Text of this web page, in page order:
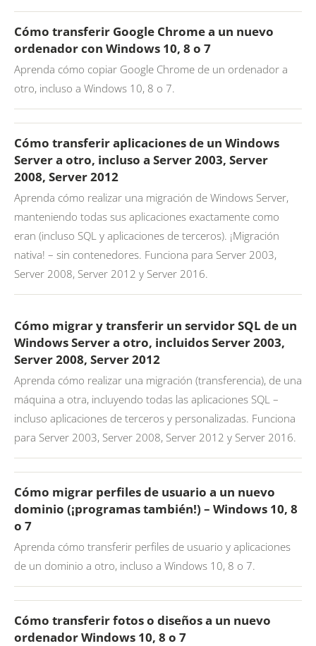
Cómo transferir Google Chrome a un nuevo
ordenador con Windows 10, 8 o 7
Aprenda cómo copiar Google Chrome de un ordenador a
otro, incluso a Windows 10, 8 o 7.
Cómo transferir aplicaciones de un Windows
Server a otro, incluso a Server 2003, Server
2008, Server 2012
Aprenda cómo realizar una migración de Windows Server,
manteniendo todas sus aplicaciones exactamente como
eran (incluso SQL y aplicaciones de terceros). ¡Migración
nativa! – sin contenedores. Funciona para Server 2003,
Server 2008, Server 2012 y Server 2016.
Cómo migrar y transferir un servidor SQL de un
Windows Server a otro, incluidos Server 2003,
Server 2008, Server 2012
Aprenda cómo realizar una migración (transferencia), de una
máquina a otra, incluyendo todas las aplicaciones SQL –
incluso aplicaciones de terceros y personalizadas. Funciona
para Server 2003, Server 2008, Server 2012 y Server 2016.
Cómo migrar perfiles de usuario a un nuevo
dominio (¡programas también!) – Windows 10, 8
o 7
Aprenda cómo transferir perfiles de usuario y aplicaciones
de un dominio a otro, incluso a Windows 10, 8 o 7.
Cómo transferir fotos o diseños a un nuevo
ordenador Windows 10, 8 o 7